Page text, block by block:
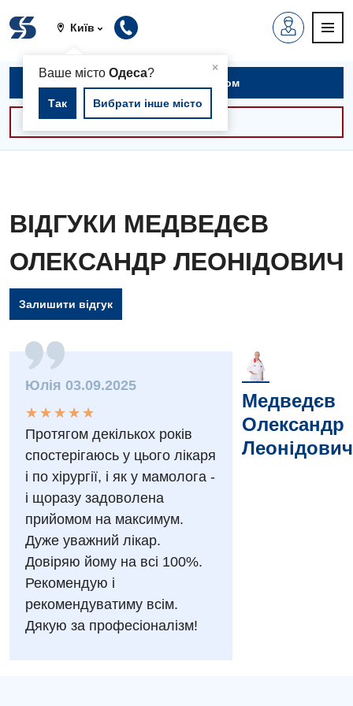
Київ
×
Ваше містоОдеса?
Так Вибрати інше місто
Вакансії
Заходи БПР
Інтернатура
Енциклопедія
Програма лояльності
Відгуки
Відео
Діагностика
Діагностичне відділення
Ендоскопічне відділення
Інструментальна діагностика
Рентгенографія
УЗД
Для дорослих
Акушерство і гінекологія
Декларування
Українська
Записатися на прийом
Консультації -30%
ВІДГУКИ МЕДВЕДЄВ
ОЛЕКСАНДР ЛЕОНІДОВИЧ
Залишити відгук
Юлія 03.09.2025
★
★
★
★
★
★ ★ ★ ★ ★
Протягом декількох років
спостерігаюсь у цього лікаря
і по хірургії, і як у мамолога -
і щоразу задоволена
прийомом на максимум.
Дуже уважний лікар.
Довіряю йому на всі 100%.
Рекомендую і
рекомендуватиму всім.
Дякую за професіоналізм!
Медведєв
Олександр
Леонідович